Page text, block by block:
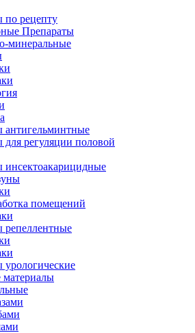
по рецепту
Препараты
минеральные
антигельминтные
для регуляции половой
инсектоакарицидные
помещений
репеллентные
урологические
материалы